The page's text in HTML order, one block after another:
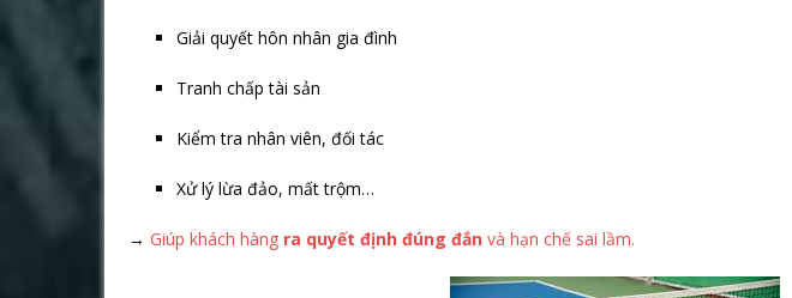
Giải quyết hôn nhân gia đình
Tranh chấp tài sản
Kiểm tra nhân viên, đối tác
Xử lý lừa đảo, mất trộm…
→ Giúp khách hàng ra quyết định đúng đắn và hạn chế sai lầm.